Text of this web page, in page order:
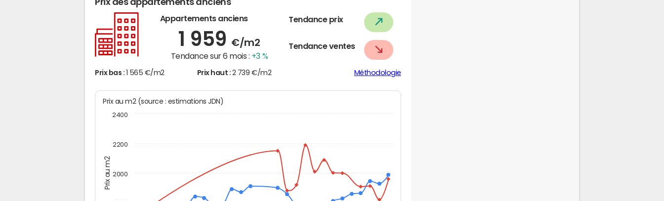
Prix des appartements anciens
Appartements anciens
1 959 €/m2
Tendance sur 6 mois : +3 %
Tendance prix
Tendance ventes
Prix bas : 1 565 €/m2 Prix haut : 2 739 €/m2 Méthodologie
Prix au m2
Prix au m2 (source : estimations JDN)
2000
2200
2400